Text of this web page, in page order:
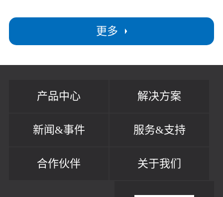
更多
产品中心 解决方案
新闻&事件 服务&支持
合作伙伴 关于我们